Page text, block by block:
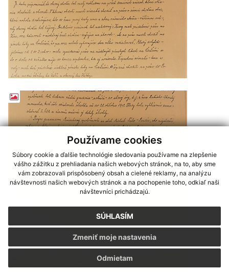
Používame cookies
Súbory cookie a ďalšie technológie sledovania používame na zlepšenie
vášho zážitku z prehliadania našich webových stránok, na to, aby sme
vám zobrazovali prispôsobený obsah a cielené reklamy, na analýzu
návštevnosti našich webových stránok a na pochopenie toho, odkiaľ naši
návštevníci prichádzajú.
SÚHLASÍM
Odmietam
Zmeniť moje nastavenia